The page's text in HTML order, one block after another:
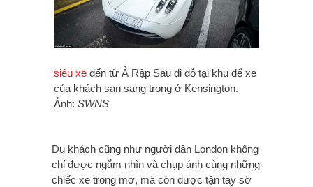
siêu xe đến từ Ả Rập Sau đi đỗ tại khu để xe
của khách sạn sang trọng ở Kensington.
Ảnh: SWNS
Du khách cũng như người dân London không
chỉ được ngắm nhìn và chụp ảnh cùng những
chiếc xe trong mơ, mà còn được tận tay sờ